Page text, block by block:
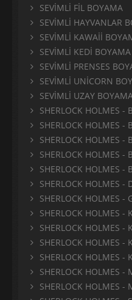
SEVİMLİ FİL BOYAMA
SEVİMLİ HAYVANLAR
SEVİMLİ KAWAİİ
SEVİMLİ KEDİ BOYAMA
SEVİMLİ PRENSES
SEVİMLİ UNİCORN
SEVİMLİ UZAY
SHERLOCK HOLMES -
SHERLOCK HOLMES -
SHERLOCK HOLMES -
SHERLOCK HOLMES -
SHERLOCK HOLMES -
SHERLOCK HOLMES -
SHERLOCK HOLMES -
SHERLOCK HOLMES -
SHERLOCK HOLMES -
SHERLOCK HOLMES -
SHERLOCK HOLMES -
SHERLOCK HOLMES -
SHERLOCK HOLMES -